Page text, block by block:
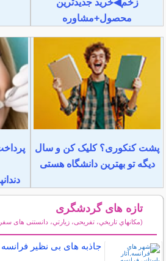
محصول+مشاوره
پشت کنکوری؟ کلیک کن و سال
دیگه تو بهترین دانشگاه هستی
تازه های گردشگری
(مكانهاي تاريخي، تفریحی، زيارتي، دانستنی های
جاذبه های بی نظیر فرانسه